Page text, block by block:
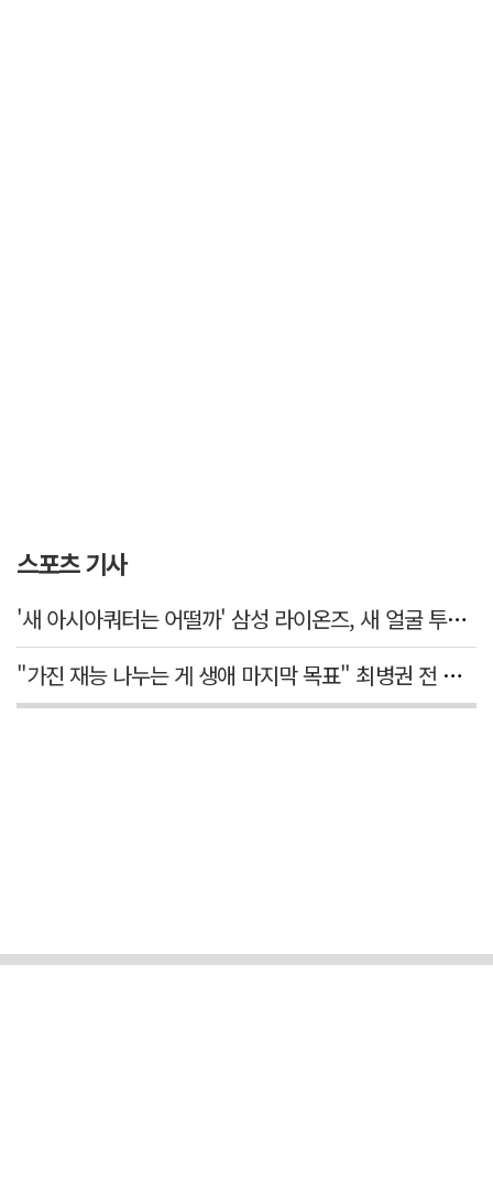
스포츠 기사
'새 아시아쿼터는 어떨까' 삼성 라이온즈, 새 얼굴 투수 미야모리 영입
"가진 재능 나누는 게 생애 마지막 목표" 최병권 전 대구체고 복싱 감독